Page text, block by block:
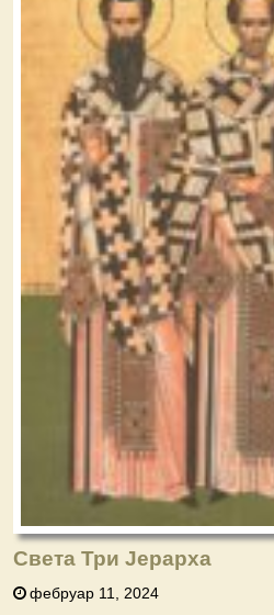
Света Три Јерарха
фебруар 11, 2024